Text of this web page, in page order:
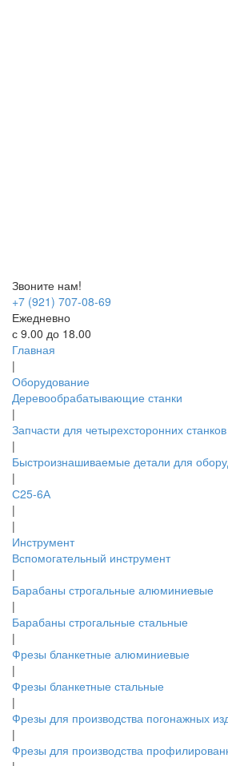
Звоните нам!
+7 (921) 707-08-69
Ежедневно
с 9.00 до 18.00
Главная
|
Оборудование
Деревообрабатывающие станки
|
Запчасти для четырехсторонних станков
|
Быстроизнашиваемые детали для
|
С25-6А
|
|
Инструмент
Вспомогательный инструмент
|
Барабаны строгальные алюминиевые
|
Барабаны строгальные стальные
|
Фрезы бланкетные алюминиевые
|
Фрезы бланкетные стальные
|
Фрезы для производства погонажных
|
Фрезы для производства